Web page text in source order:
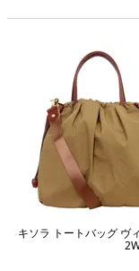
キソラ トートバッグ ヴ